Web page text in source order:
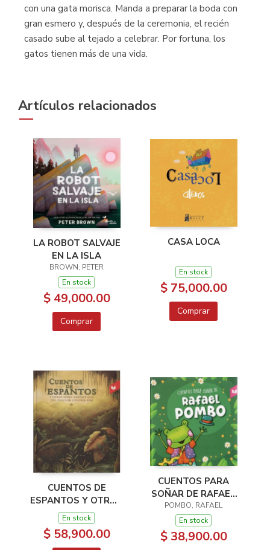
con una gata morisca. Manda a preparar la boda con
gran esmero y, después de la ceremonia, el recién
casado sube al tejado a celebrar. Por fortuna, los
gatos tienen más de una vida.
Artículos relacionados
LA ROBOT SALVAJE
EN LA ISLA
BROWN, PETER
En stock
$ 49,000.00
Comprar
CASA LOCA
En stock
$ 75,000.00
Comprar
CUENTOS DE
ESPANTOS Y OTROS
SERE FANTÁSTICOS
DEL FOLCLOR
COLOMBIANO
En stock
$ 58,900.00
CUENTOS PARA
SOÑAR DE RAFAEL
POMBO
POMBO, RAFAEL
En stock
$ 38,900.00